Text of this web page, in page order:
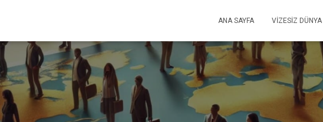
ANA SAYFA VIZESIZ